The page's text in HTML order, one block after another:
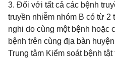
3. Đối với tất cả các bệnh
truyền nhiễm nhóm B có từ
nghi do cùng một bệnh hoặc
bệnh trên cùng địa bàn
Trung tâm Kiểm soát bệnh